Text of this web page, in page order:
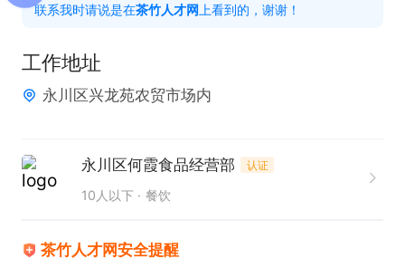
中午12点-下午8点30，旺季中午要加班1.5小时（1
联系我时请说是在茶竹人才网 上看到的，谢谢！
工作地址
永川区兴龙苑农贸市场内
永川区何霞食品经营部 认证
10人以下 餐饮
茶竹人才网安全提醒